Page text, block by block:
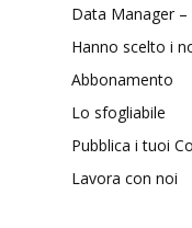
Data Manager
Hanno scelto i
Abbonamento
Lo sfogliabile
Pubblica i tuoi
Lavora con noi